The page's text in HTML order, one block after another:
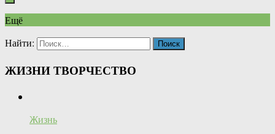
Ещё
Найти:
ЖИЗНИ ТВОРЧЕСТВО
Жизнь